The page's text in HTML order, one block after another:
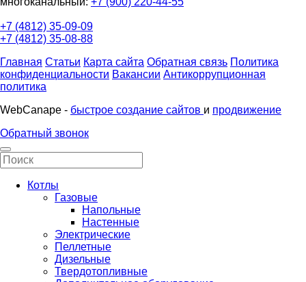
+7 (4812) 35-09-09
+7 (4812) 35-08-88
Главная Статьи Карта сайта Обратная связь Политика
конфиденциальности Вакансии Антикоррупционная
политика
WebCanape - быстрое создание сайтов и продвижение
Обратный звонок
Котлы
Газовые
Напольные
Настенные
Электрические
Пеллетные
Дизельные
Твердотопливные